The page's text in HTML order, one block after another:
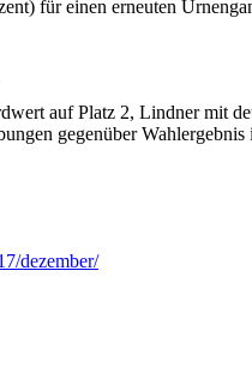
für einen erneuten
auf Platz 2, Lindner mit
gegenüber Wahlergebnis
dezember/